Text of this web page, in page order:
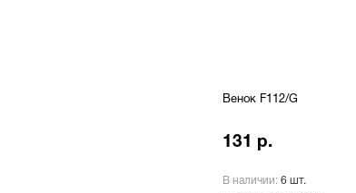
Венок F112/G
131 р.
В наличии: 6 шт.